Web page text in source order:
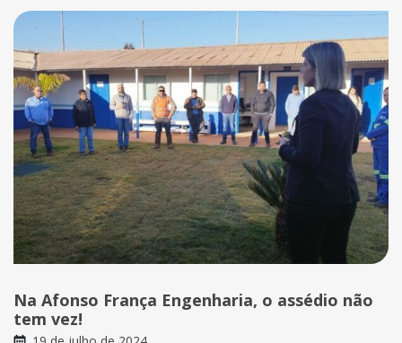
Na Afonso França Engenharia, o assédio não
tem vez!